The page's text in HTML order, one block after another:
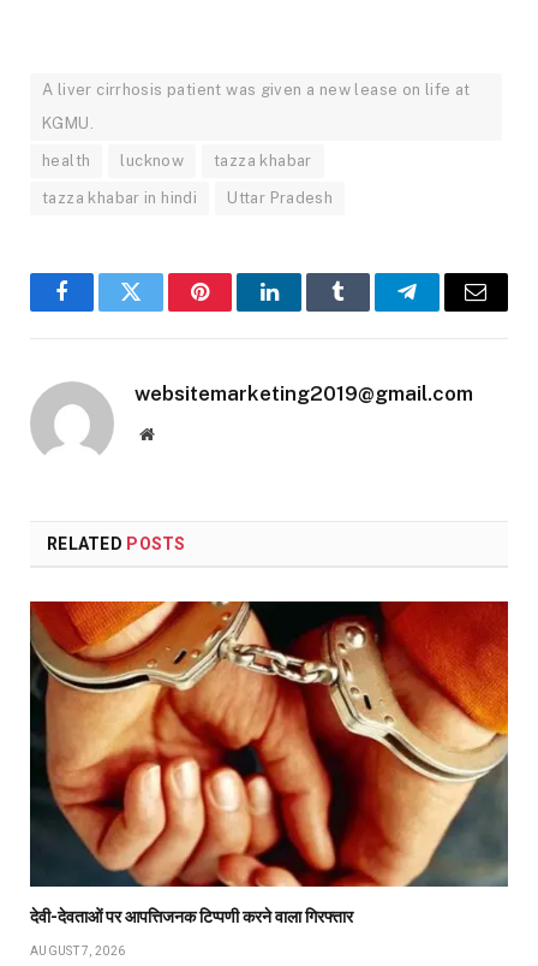
A liver cirrhosis patient was given a new lease on life at
KGMU.
health lucknow tazza khabar
tazza khabar in hindi Uttar Pradesh
FacebookTwitter PinterestLinkedInTumblr TelegramEmail
websitemarketing2019@gmail.com
Website
RELATED POSTS
देवी-देवताओं पर आपत्तिजनक टिप्पणी करने वाला गिरफ्तार
AUGUST 7, 2026